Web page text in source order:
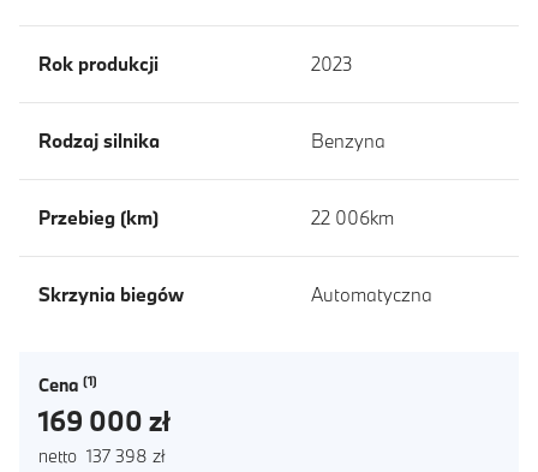
Rok produkcji 2023
Rodzaj silnika Benzyna
Przebieg (km) 22 006km
Skrzynia biegów Automatyczna
Cena
169 000 zł
netto 137 398 zł